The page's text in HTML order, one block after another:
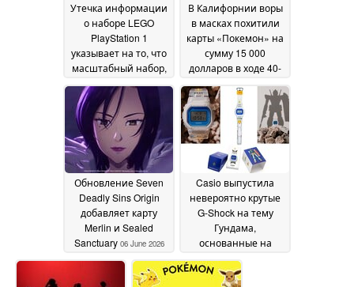
Утечка информации
о наборе LEGO
PlayStation 1
указывает на то, что
масштабный набор,
консоли, выйдет в
декабре 2026 года
June 2026
В Калифорнии воры
в масках похитили
карты «Покемон» на
сумму 15 000
долларов в ходе 40-
ограбления
13 June
2026
Обновление Seven
Deadly Sins Origin
добавляет карту
Merlin и Sealed
Sanctuary 06 June 2026
Casio выпустила
невероятно крутые
G-Shock на тему
Гундама,
основанные на
560005 June 2026